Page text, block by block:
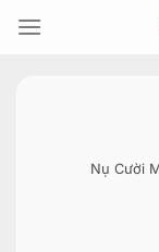
đến
Nụ Cười